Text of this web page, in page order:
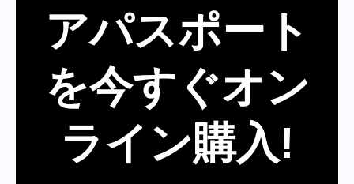
アパスポート
を今すぐオン
ライン購入!